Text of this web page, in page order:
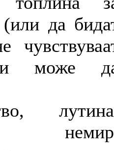
да
може